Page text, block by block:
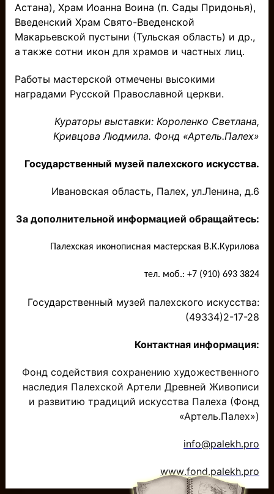
Астана), Храм Иоанна Воина (п. Сады Придонья),
Введенский Храм Свято-Введенской
Макарьевской пустыни (Тульская область) и др.,
а также сотни икон для храмов и частных лиц.
Работы мастерской отмечены высокими
наградами Русской Православной церкви.
Кураторы выставки: Короленко Светлана,
Кривцова Людмила. Фонд «Артель.Палех»
Государственный музей палехского искусства.
Ивановская область, Палех, ул.Ленина, д.6
За дополнительной информацией обращайтесь:
Палехская иконописная мастерская В.К.Курилова
тел. моб.: +7 (910) 693 3824
Государственный музей палехского искусства:
(49334)2-17-28
Контактная информация:
Фонд содействия сохранению художественного
наследия Палехской Артели Древней Живописи
и развитию традиций искусства Палеха (Фонд
«Артель.Палех»)
info@palekh.pro
www.fond.palekh.pro